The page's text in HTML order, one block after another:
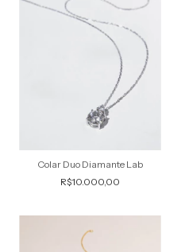
Colar Duo Diamante Lab
R$10.000,00